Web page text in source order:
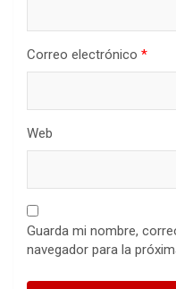
Correo electrónico *
Web
Guarda mi nombre,
navegador para la